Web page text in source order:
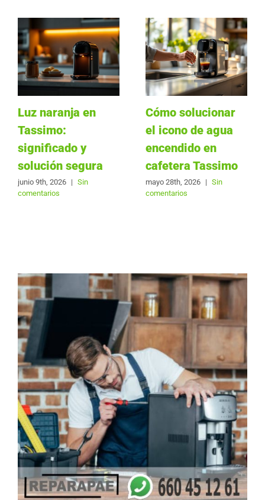
Luz naranja en
Tassimo:
significado y
solución segura
junio 9th, 2026 | Sin
comentarios
Cómo solucionar
el icono de agua
encendido en
cafetera Tassimo
mayo 28th, 2026 | Sin
comentarios